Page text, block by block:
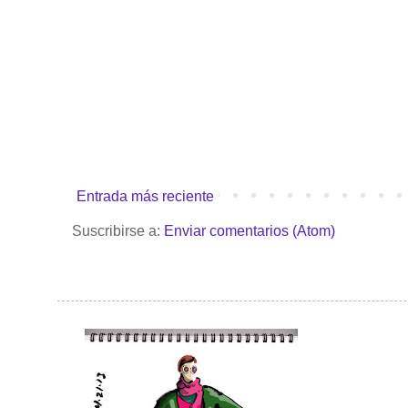
Entrada más reciente
Suscribirse a: Enviar comentarios (Atom)